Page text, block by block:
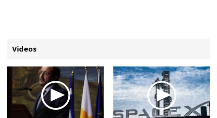
ΚΑΤΗΓΟΡΙΕΣ ΣΥΝΔΕΣΗ
Κύπρος
Παιδεία
Απόψεις
Αρθρογραφία
Videos